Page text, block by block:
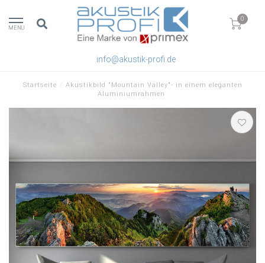
MENU
0
info@akustik-profi.de
Startseite
Akustikbild "Mountain Valley"- in einem eleganten
Aluminiumrahmen